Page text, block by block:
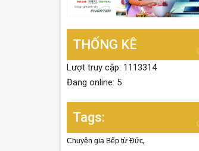
THỐNG KÊ
Lượt truy cập: 1113314
Đang online: 5
Tags:
Chuyên gia Bếp từ Đức,